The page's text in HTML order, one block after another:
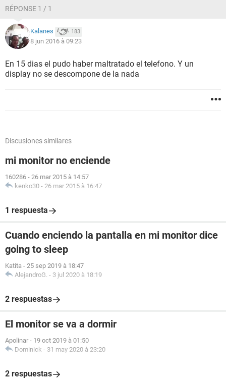
RÉPONSE 1 / 1
Kalanes 183
8 jun 2016 à 09:23
En 15 dias el pudo haber maltratado el telefono. Y un
display no se descompone de la nada
Discusiones similares
mi monitor no enciende
160286 - 26 mar 2015 à 14:57
kenko30 - 26 mar 2015 à 16:47
1 respuesta
Cuando enciendo la pantalla en mi monitor dice
going to sleep
Katita - 25 sep 2019 à 18:47
AlejandroG. - 3 jul 2020 à 18:19
2 respuestas
El monitor se va a dormir
Apolinar - 19 oct 2019 à 01:50
Dominick - 31 may 2020 à 23:20
2 respuestas